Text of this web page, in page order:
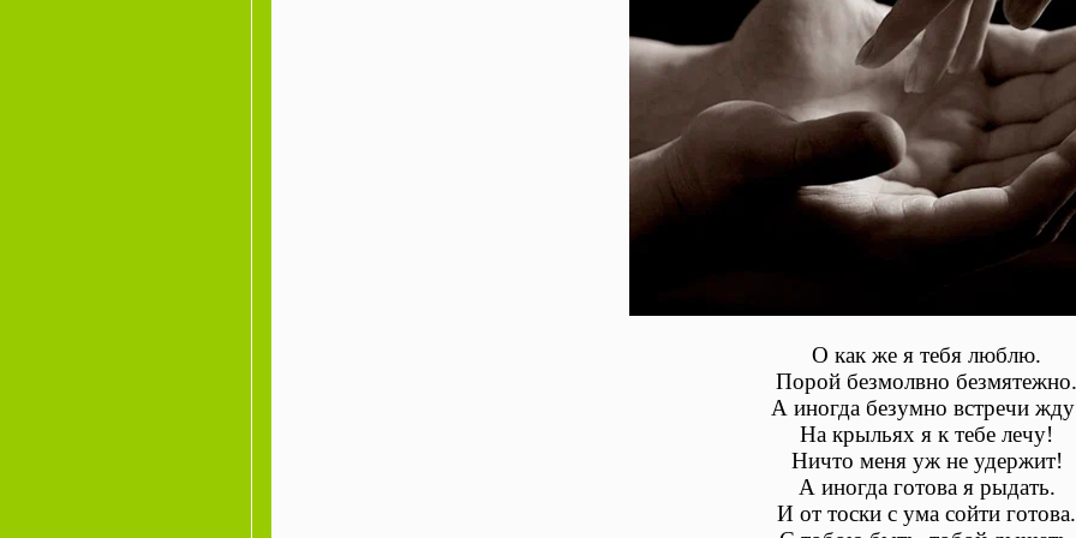
О как же я тебя люблю.
Порой безмолвно безмятежно.
А иногда безумно встречи
На крыльях я к тебе лечу!
Ничто меня уж не удержит!
А иногда готова я рыдать.
И от тоски с ума сойти готова.